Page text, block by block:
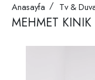
Anasayfa Tv &
MEHMET KINIK